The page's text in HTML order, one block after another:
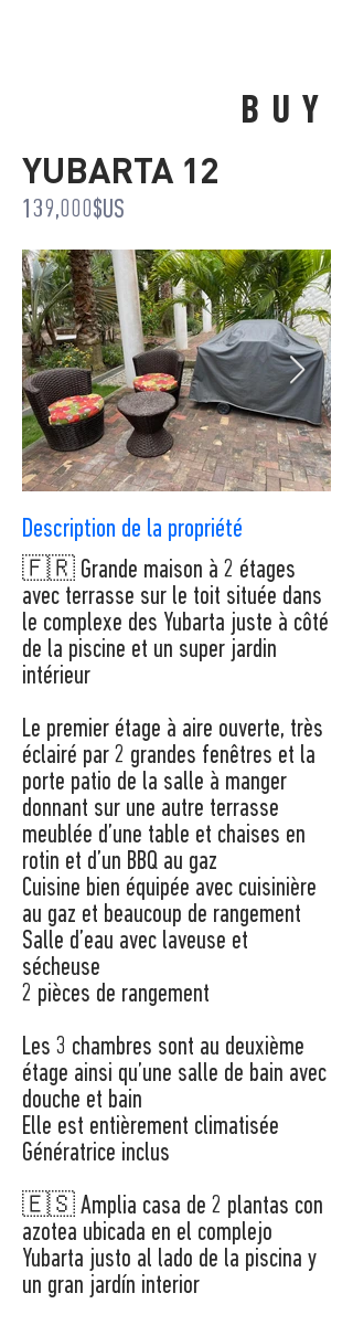
BUY
YUBARTA 12
139,000$US
Description de la propriété
🇫🇷 Grande maison à 2 étages
avec terrasse sur le toit située dans
le complexe des Yubarta juste à côté
de la piscine et un super jardin
intérieur
Le premier étage à aire ouverte, très
éclairé par 2 grandes fenêtres et la
porte patio de la salle à manger
donnant sur une autre terrasse
meublée d’une table et chaises en
rotin et d’un BBQ au gaz
Cuisine bien équipée avec cuisinière
au gaz et beaucoup de rangement
Salle d’eau avec laveuse et
sécheuse
2 pièces de rangement
Les 3 chambres sont au deuxième
étage ainsi qu’une salle de bain avec
douche et bain
Elle est entièrement climatisée
Génératrice inclus
🇪🇸 Amplia casa de 2 plantas con
azotea ubicada en el complejo
Yubarta justo al lado de la piscina y
un gran jardín interior